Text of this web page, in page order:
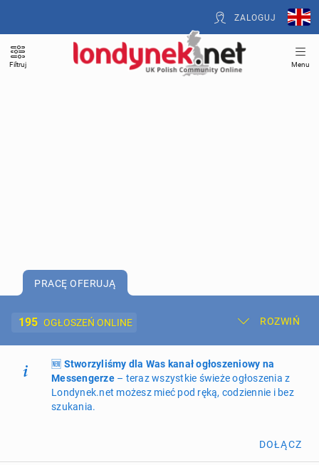
ZALOGUJ
Filtruj Menu
PRACĘ OFERUJĄ
195 OGŁOSZEŃ ONLINE ROZWIŃ
Dodaj ogłoszenie Moje ogłoszenia
Oferta i cennik ogłoszeń
🆕 Stworzyliśmy dla Was kanał ogłoszeniowy na
Messengerze– teraz wszystkie świeże ogłoszenia z
Londynek.net możesz mieć pod ręką, codziennie i bez
szukania.
DOŁĄCZ